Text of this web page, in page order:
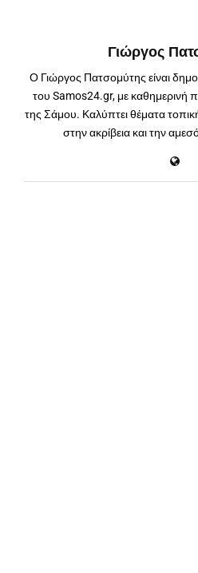
Γιώργος
Ο Γιώργος Πατσομύτης είναι
του Samos24.gr, με καθημερινή
της Σάμου. Καλύπτει θέματα
στην ακρίβεια και την